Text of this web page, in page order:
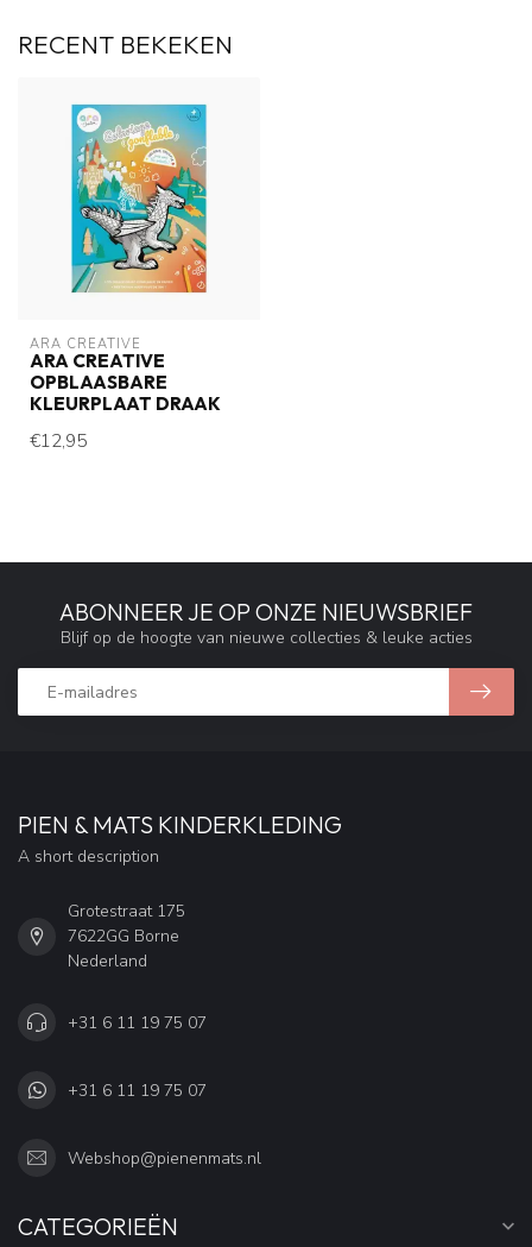
RECENT BEKEKEN
ARA CREATIVE
ARA CREATIVE
OPBLAASBARE
KLEURPLAAT DRAAK
€12,95
ABONNEER JE OP ONZE NIEUWSBRIEF
Blijf op de hoogte van nieuwe collecties & leuke acties
PIEN & MATS KINDERKLEDING
A short description
Grotestraat 175
7622GG Borne
Nederland
+31 6 11 19 75 07
+31 6 11 19 75 07
Webshop@pienenmats.nl
CATEGORIEËN